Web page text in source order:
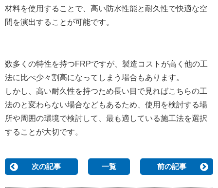
材料を使用することで、高い防水性能と耐久性で快適な空
間を演出することが可能です。
数多くの特性を持つFRPですが、製造コストが高く他の工
法に比べ少々割高になってしまう場合もあります。
しかし、高い耐久性を持つため長い目で見ればこちらの工
法のと変わらない場合などもあるため、使用を検討する場
所や周囲の環境で検討して、最も適している施工法を選択
することが大切です。
次の記事 一覧 前の記事